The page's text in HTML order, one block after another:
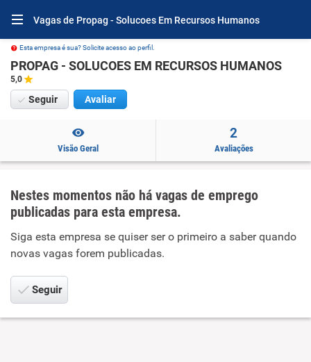
Vagas de Propag - Solucoes Em Recursos Humanos
Esta empresa é sua? Solicite acesso ao perfil.
PROPAG - SOLUCOES EM RECURSOS HUMANOS
5,0
Seguir Avaliar
Visão Geral
2
Avaliações
Nestes momentos não há vagas de emprego
publicadas para esta empresa.
Siga esta empresa se quiser ser o primeiro a saber quando
novas vagas forem publicadas.
Seguir